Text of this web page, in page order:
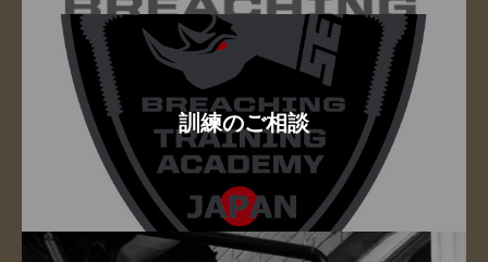
訓練のご相談